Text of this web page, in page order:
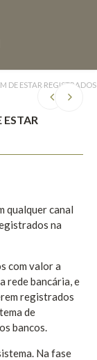
DE ESTAR
ESTAR
qualquer canal
na
com valor a
rede bancária, e
registrados
de
bancos.
Na fase